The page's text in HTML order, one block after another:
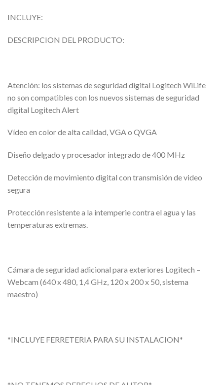
INCLUYE:
DESCRIPCION DEL PRODUCTO:
Atención: los sistemas de seguridad digital Logitech WiLife
no son compatibles con los nuevos sistemas de seguridad
digital Logitech Alert
Vídeo en color de alta calidad, VGA o QVGA
Diseño delgado y procesador integrado de 400 MHz
Detección de movimiento digital con transmisión de video
segura
Protección resistente a la intemperie contra el agua y las
temperaturas extremas.
Cámara de seguridad adicional para exteriores Logitech –
Webcam (640 x 480, 1,4 GHz, 120 x 200 x 50, sistema
maestro)
*INCLUYE FERRETERIA PARA SU INSTALACION*